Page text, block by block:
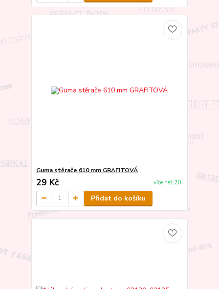
Guma stěrače 610 mm GRAFITOVÁ
29 Kč více než 20
Přidat do košíku